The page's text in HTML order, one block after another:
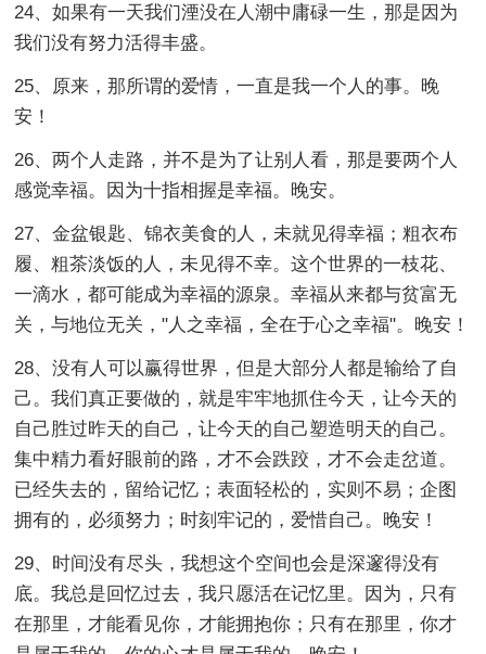
24、如果有一天我们湮没在人潮中庸碌一生，那是因为
我们没有努力活得丰盛。
25、原来，那所谓的爱情，一直是我一个人的事。晚
安！
26、两个人走路，并不是为了让别人看，那是要两个人
感觉幸福。因为十指相握是幸福。晚安。
27、金盆银匙、锦衣美食的人，未就见得幸福；粗衣布
履、粗茶淡饭的人，未见得不幸。这个世界的一枝花、
一滴水，都可能成为幸福的源泉。幸福从来都与贫富无
关，与地位无关，"人之幸福，全在于心之幸福"。晚安！
28、没有人可以赢得世界，但是大部分人都是输给了自
己。我们真正要做的，就是牢牢地抓住今天，让今天的
自己胜过昨天的自己，让今天的自己塑造明天的自己。
集中精力看好眼前的路，才不会跌跤，才不会走岔道。
已经失去的，留给记忆；表面轻松的，实则不易；企图
拥有的，必须努力；时刻牢记的，爱惜自己。晚安！
29、时间没有尽头，我想这个空间也会是深邃得没有
底。我总是回忆过去，我只愿活在记忆里。因为，只有
在那里，才能看见你，才能拥抱你；只有在那里，你才